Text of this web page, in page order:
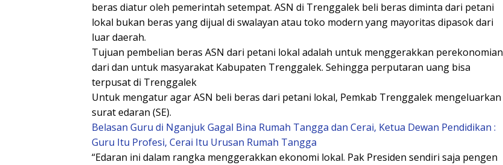
beras diatur oleh pemerintah setempat. ASN di Trenggalek beli beras diminta dari petani
lokal bukan beras yang dijual di swalayan atau toko modern yang mayoritas dipasok dari
luar daerah.
Tujuan pembelian beras ASN dari petani lokal adalah untuk menggerakkan perekonomian
dari dan untuk masyarakat Kabupaten Trenggalek. Sehingga perputaran uang bisa
terpusat di Trenggalek
Untuk mengatur agar ASN beli beras dari petani lokal, Pemkab Trenggalek mengeluarkan
surat edaran (SE).
Belasan Guru di Nganjuk Gagal Bina Rumah Tangga dan Cerai, Ketua Dewan Pendidikan :
Guru Itu Profesi, Cerai Itu Urusan Rumah Tangga
“Edaran ini dalam rangka menggerakkan ekonomi lokal. Pak Presiden sendiri saja pengen